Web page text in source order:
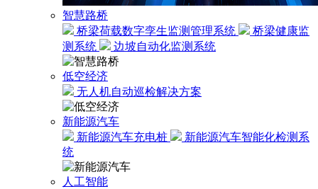
智慧路桥
桥梁荷载数字孪生监测管理系统
桥梁健康监
测系统
边坡自动化监测系统
低空经济
无人机自动巡检解决方案
新能源汽车
新能源汽车充电桩
新能源汽车智能化检测系
统
人工智能